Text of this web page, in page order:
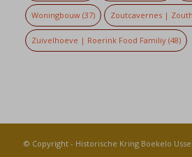
Woningbouw(37) Zoutcavernes |
Zuivelhoeve | Roerink Food Familiy(48)
© Copyright - Historische Kring Boekelo